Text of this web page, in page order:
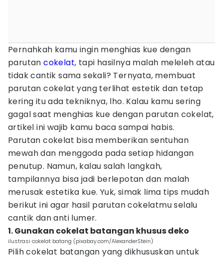
Pernahkah kamu ingin menghias kue dengan
parutancokelat, tapi hasilnya malah meleleh atau
tidak cantik sama sekali? Ternyata, membuat
parutan cokelat yang terlihat estetik dan tetap
kering itu ada tekniknya, lho. Kalau kamu sering
gagal saat menghias kue dengan parutan cokelat,
artikel ini wajib kamu baca sampai habis.
Parutan cokelat bisa memberikan sentuhan
mewah dan menggoda pada setiap hidangan
penutup. Namun, kalau salah langkah,
tampilannya bisa jadi berlepotan dan malah
merusak estetika kue. Yuk, simak lima tips mudah
berikut ini agar hasil parutan cokelatmu selalu
cantik dan anti lumer.
1. Gunakan cokelat batangan khusus deko
ilustrasi cokelat batang (pixabay.com/AlexanderStein)
Pilih cokelat batangan yang dikhususkan untuk